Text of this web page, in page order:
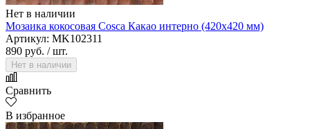
Нет в наличии
Мозаика кокосовая Cosca Какао интерно (420х420 мм)
Артикул: MK102311
890 руб. / шт.
Нет в наличии
Сравнить
В избранное